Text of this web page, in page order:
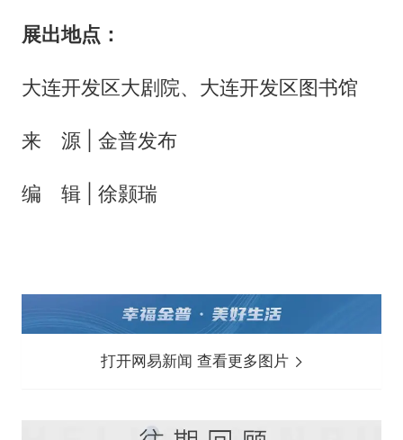
展出地点：
大连开发区大剧院、大连开发区图书馆
来 源 | 金普发布
编 辑 | 徐颢瑞
打开网易新闻 查看更多图片